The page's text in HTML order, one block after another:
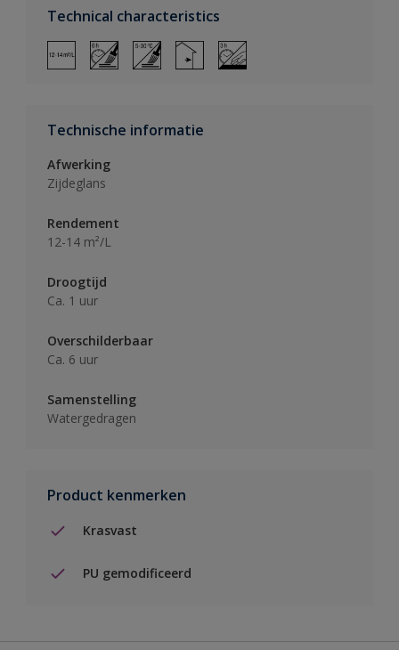
Technical characteristics
Technische informatie
Afwerking
Zijdeglans
Rendement
12-14 m²/L
Droogtijd
Ca. 1 uur
Overschilderbaar
Ca. 6 uur
Samenstelling
Watergedragen
Product kenmerken
Krasvast
PU gemodificeerd